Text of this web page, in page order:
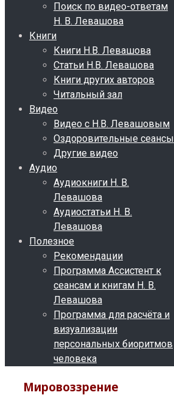
Поиск по видео-ответам
Н. В. Левашова
Книги
Книги Н.В. Левашова
Статьи Н.В. Левашова
Книги других авторов
Читальный зал
Видео
Видео с Н.В. Левашовым
Оздоровительные сеансы
Другие видео
Аудио
Аудиокниги Н. В.
Левашова
Аудиостатьи Н. В.
Левашова
Полезное
Рекомендации
Программа Ассистент к
сеансам и книгам Н. В.
Левашова
Программа для расчёта и
визуализации
персональных биоритмов
человека
Мировоззрение